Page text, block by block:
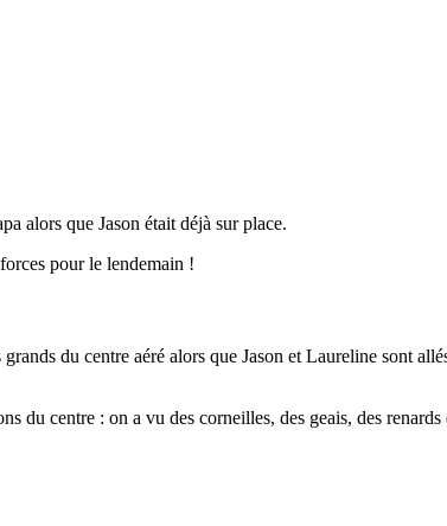
alors que Jason était déjà sur place.
pour le lendemain !
du centre aéré alors que Jason et Laureline sont
du centre : on a vu des corneilles, des geais, des renards